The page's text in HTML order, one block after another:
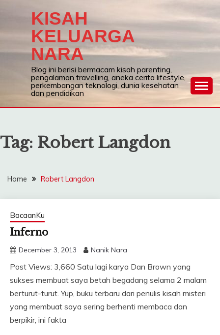
KISAH
KELUARGA
NARA
Blog ini berisi bermacam kisah parenting,
pengalaman travelling, aneka cerita lifestyle,
perkembangan teknologi, dunia kesehatan
dan pendidikan
Tag: Robert Langdon
Home Robert Langdon
BacaanKu
Inferno
December 3, 2013 Nanik Nara
Post Views: 3,660 Satu lagi karya Dan Brown yang
sukses membuat saya betah begadang selama 2 malam
berturut-turut. Yup, buku terbaru dari penulis kisah misteri
yang membuat saya sering berhenti membaca dan
berpikir, ini fakta